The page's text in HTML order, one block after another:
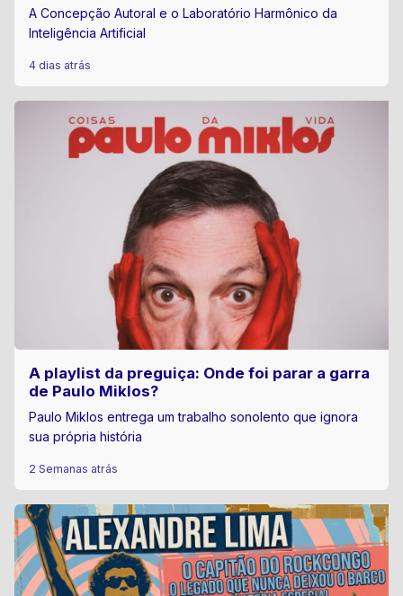
A Concepção Autoral e o Laboratório Harmônico da
Inteligência Artificial
4 dias atrás
A playlist da preguiça: Onde foi parar a garra
de Paulo Miklos?
Paulo Miklos entrega um trabalho sonolento que ignora
sua própria história
2 Semanas atrás